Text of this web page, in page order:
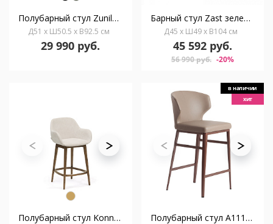
Полубарный стул Zunilda из синели бежевого цвета и стали с матовой белой отделкой
Д51 x Ш50.5 x В92.5 см
29 990 руб.
Барный стул Zast зеленый
Д45 x Ш49 x В104 см
45 592 руб.
56 990 руб. -20%
Полубарный стул Konna бежевого цвета с ножками из массива ясеня в темной отделке, 65 см
в наличии
хит
Полубарный стул A111BS-VISON /4000